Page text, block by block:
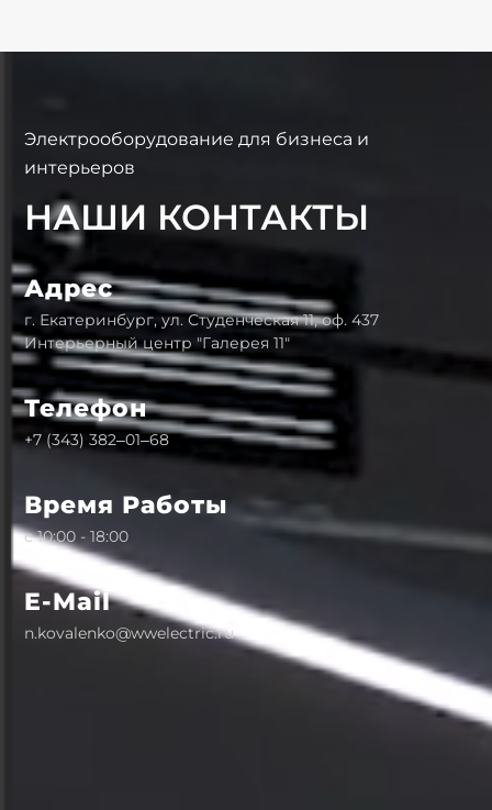
Электрооборудование для бизнеса и
интерьеров
НАШИ КОНТАКТЫ
Адрес
г. Екатеринбург, ул. Студенческая 11, оф. 437
Интерьерный центр "Галерея 11"
Телефон
+7 (343) 382‒01‒68
Время Работы
с 10:00 - 18:00
E-Mail
n.kovalenko@wwelectric.ru